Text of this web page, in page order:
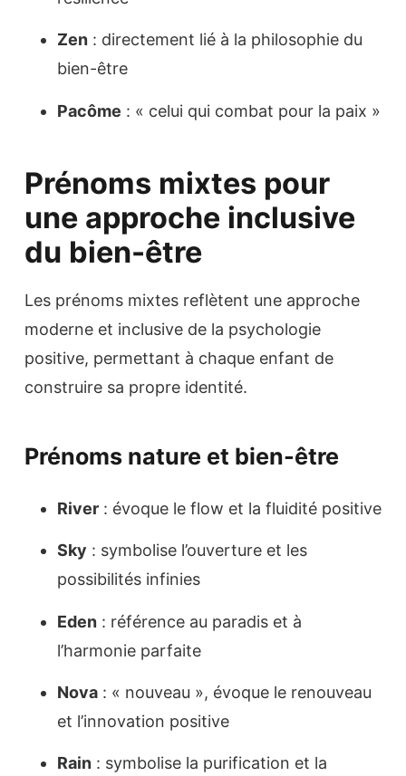
Zen : directement lié à la philosophie du
bien-être
Pacôme : « celui qui combat pour la paix »
Prénoms mixtes pour
une approche inclusive
du bien-être
Les prénoms mixtes reflètent une approche
moderne et inclusive de la psychologie
positive, permettant à chaque enfant de
construire sa propre identité.
Prénoms nature et bien-être
River : évoque le flow et la fluidité positive
Sky : symbolise l’ouverture et les
possibilités infinies
Eden : référence au paradis et à
l’harmonie parfaite
Nova : « nouveau », évoque le renouveau
et l’innovation positive
Rain : symbolise la purification et la